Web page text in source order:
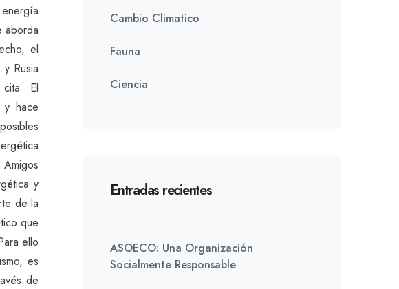
aborda
el
Rusia
El
y hace
y
de la
que
ello
es
de
Cambio Climatico
Fauna
Ciencia
Entradas recientes
ASOECO: Una Organización
Socialmente Responsable